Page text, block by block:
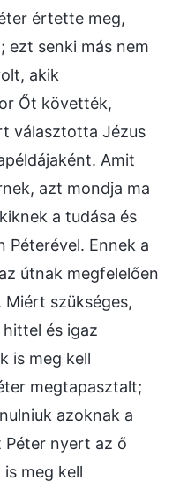
értette meg,
ezt senki más nem
akik
Őt követték,
választotta Jézus
Amit
azt mondja ma
a tudása és
Péterével. Ennek a
útnak megfelelően
szükséges,
és igaz
is meg kell
megtapasztalt;
azoknak a
Péter nyert az ő
meg kell